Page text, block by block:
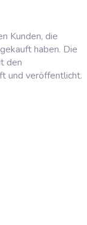
Kunden, die
haben. Die
den
und veröffentlicht.